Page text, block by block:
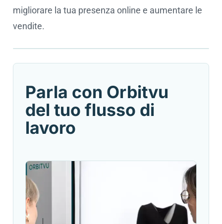
migliorare la tua presenza online e aumentare le
vendite.
Parla con Orbitvu
del tuo flusso di
lavoro